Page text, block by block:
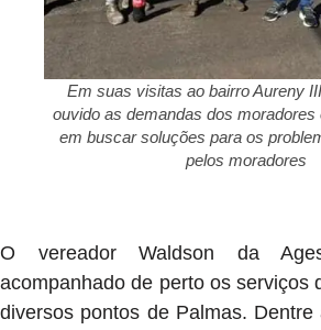
Em suas visitas ao bairro Aureny
ouvido as demandas dos moradores
em buscar soluções para os
pelos moradores
O vereador Waldson da
acompanhado de perto os serviços
diversos pontos de Palmas.